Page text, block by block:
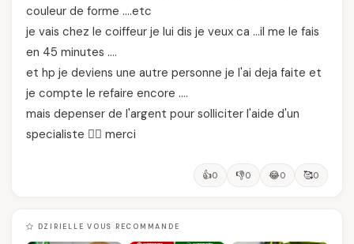
couleur de forme ….etc
je vais chez le coiffeur je lui dis je veux ca …il me le fais
en 45 minutes ….
et hp je deviens une autre personne je l'ai deja faite et
je compte le refaire encore ….
mais depenser de l'argent pour solliciter l'aide d'un
specialiste 🙅‍♂️ merci
👍0 👎0 😂0 🥰0
DZIRIELLE VOUS RECOMMANDE